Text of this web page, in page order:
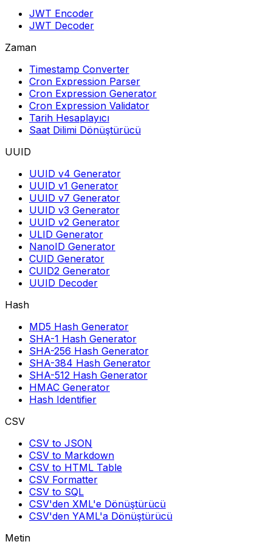
JWT Encoder
JWT Decoder
Zaman
Timestamp Converter
Cron Expression Parser
Cron Expression Generator
Cron Expression Validator
Tarih Hesaplayıcı
Saat Dilimi Dönüştürücü
UUID
UUID v4 Generator
UUID v1 Generator
UUID v7 Generator
UUID v3 Generator
UUID v2 Generator
ULID Generator
NanoID Generator
CUID Generator
CUID2 Generator
UUID Decoder
Hash
MD5 Hash Generator
SHA-1 Hash Generator
SHA-256 Hash Generator
SHA-384 Hash Generator
SHA-512 Hash Generator
HMAC Generator
Hash Identifier
CSV
CSV to JSON
CSV to Markdown
CSV to HTML Table
CSV Formatter
CSV to SQL
CSV'den XML'e Dönüştürücü
CSV'den YAML'a Dönüştürücü
Metin